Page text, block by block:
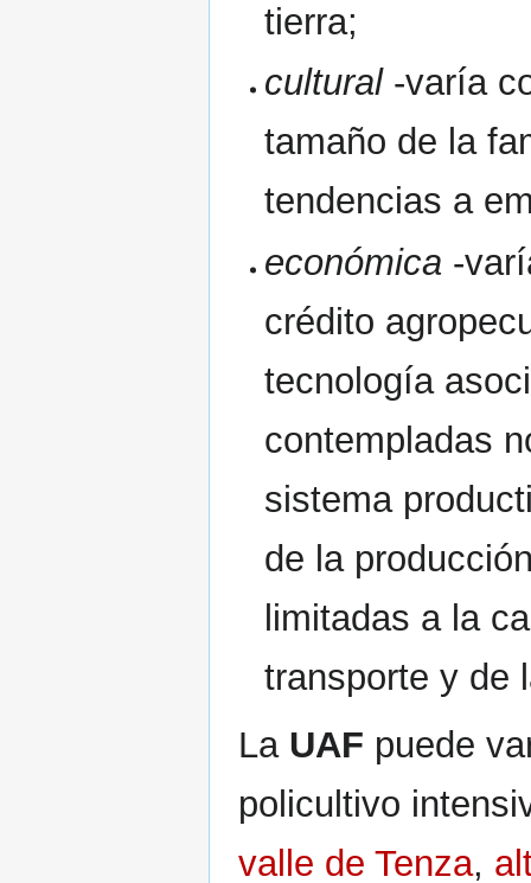
tierra;
cultural-varía
tamaño de la
tendencias a
económica -
crédito
tecnología
contempladas
sistema
de la
limitadas a la
transporte y de
La UAF puede
policultivo
valle de Tenza,